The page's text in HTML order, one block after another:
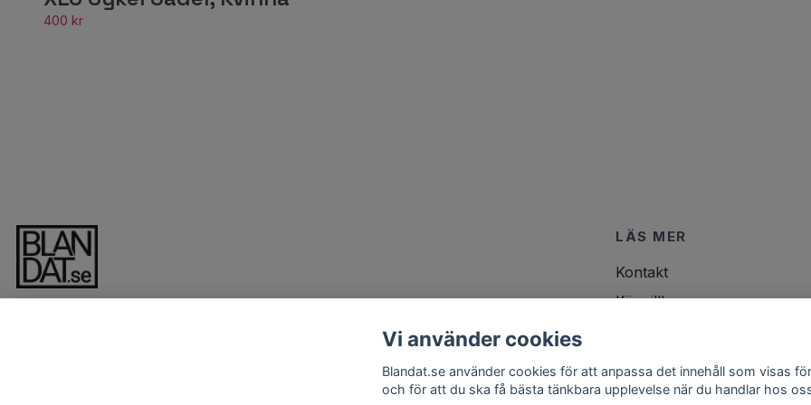
400 kr
LÄS MER
Kontakt
Köpvillkor
Vi använder cookies
Blandat.se använder cookies för att anpassa det innehåll som visas
och för att du ska få bästa tänkbara upplevelse när du handlar hos